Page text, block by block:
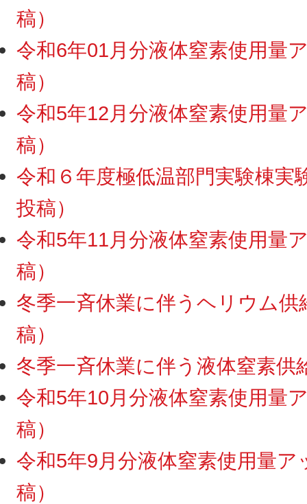
稿）
令和6年01月分液体窒素使用量
稿）
令和5年12月分液体窒素使用量
稿）
令和６年度極低温部門実験棟
投稿）
令和5年11月分液体窒素使用量
稿）
冬季一斉休業に伴うヘリウム
稿）
冬季一斉休業に伴う液体窒素
令和5年10月分液体窒素使用量
稿）
令和5年9月分液体窒素使用量
稿）